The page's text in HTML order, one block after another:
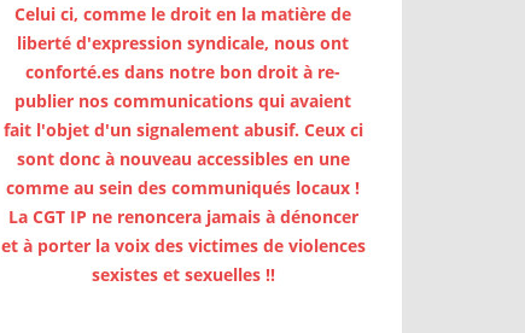
Celui ci, comme le droit en la matière de
liberté d'expression syndicale, nous ont
conforté.es dans notre bon droit à re-
publier nos communications qui avaient
fait l'objet d'un signalement abusif. Ceux ci
sont donc à nouveau accessibles en une
comme au sein des communiqués locaux !
La CGT IP ne renoncera jamais à dénoncer
et à porter la voix des victimes de violences
sexistes et sexuelles !!